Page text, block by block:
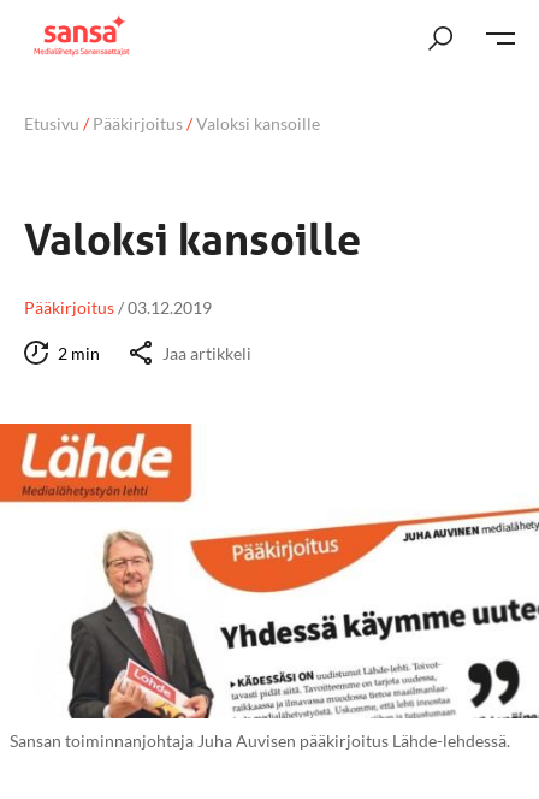
Etusivu /Pääkirjoitus/Valoksi kansoille
Valoksi kansoille
Pääkirjoitus/03.12.2019
2 min Jaa artikkeli
Sansan toiminnanjohtaja Juha Auvisen pääkirjoitus Lähde-lehdessä.